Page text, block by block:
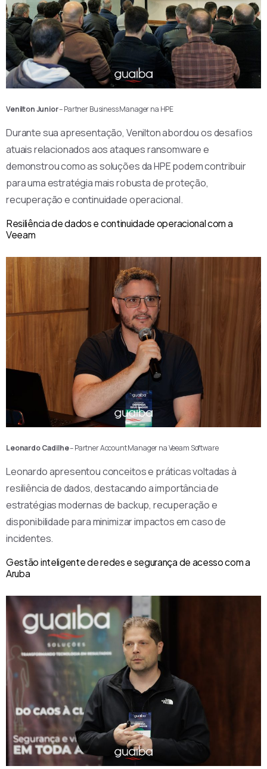
Venilton Junior– Partner Business Manager na HPE
Durante sua apresentação, Venilton abordou os desafios
atuais relacionados aos ataques ransomware e
demonstrou como as soluções da HPE podem contribuir
para uma estratégia mais robusta de proteção,
recuperação e continuidade operacional.
Resiliência de dados e continuidade operacional com a
Veeam
Leonardo Cadilhe– Partner Account Manager na Veeam Software
Leonardo apresentou conceitos e práticas voltadas à
resiliência de dados, destacando a importância de
estratégias modernas de backup, recuperação e
disponibilidade para minimizar impactos em caso de
incidentes.
Gestão inteligente de redes e segurança de acesso com a
Aruba